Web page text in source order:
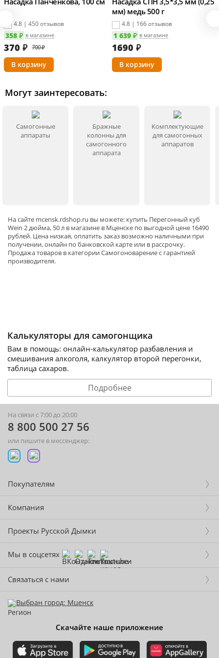
аппарата на вашей плите, будь то газ, индукция или
электрическая панель.
Информация о технических характеристиках, комплектации и
внешнем виде товара основывается на последних доступных
данных от поставщика.
4.8 | 450 отзывов
358 ₽ в магазине
370 ₽ 700 ₽
мм) медь 500 г
4.8 | 166 отзывов
1 639 ₽ в магазине
1690 ₽
Могут заинтересовать:
Самогонные
аппараты
Бражные
колонны для
самогонного
аппарата
Комплектующие
для самогонных
аппаратов
На сайте mcensk.rdshop.ru вы можете: купить Перегонный куб
Wein 2 дюйма, 50 л в магазине в Мценске по выгодной цене 16490
рублей. Цена низкая, оплатить заказ возможно наличными при
получении, онлайн по банковской карте или в рассрочку.
Продажа товаров в категорииСамогоноварениес гарантией
производителя.
Калькуляторы для самогонщика
Вам в помощь: онлайн-калькулятор разбавления и
смешивания алкоголя, калкулятор второй перегонки,
таблица сахаров.
Подробнее
На связи с 7:00 до 20:00
8 800 500 27 56
или пишите в мессенджер:
Покупателям
Компания
Проекты Русской Дымки
Мы в соцсетях
Связаться с нами
Выбран город: Мценск
Скачайте наше приложение